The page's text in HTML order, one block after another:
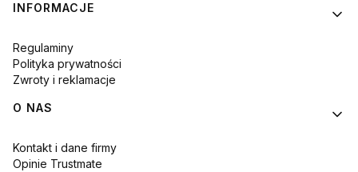
INFORMACJE
Regulaminy
Polityka prywatności
Zwroty i reklamacje
O NAS
Kontakt i dane firmy
Opinie Trustmate